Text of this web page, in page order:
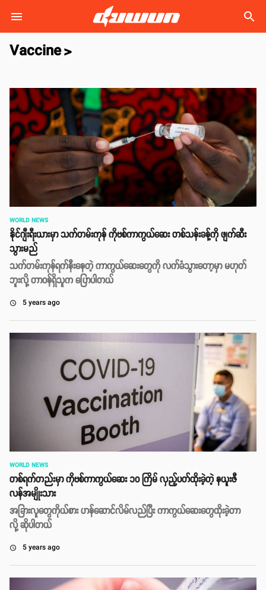
search
Vaccine>
WORLD NEWS
နိုင်ဂျီးရီးယားမှာ သက်တမ်းကုန် ကိုဗစ်ကာကွယ်ဆေး တစ်သန်းခန့်ကို ဖျက်ဆီး
သွားမည်
သက်တမ်းကုန်ရက်နီးနေတဲ့ ကာကွယ်ဆေးတွေကို လက်ခံသွားတော့မှာ မဟုတ်
ဘူးလို့ တာဝန်ရှိသူက ပြောပါတယ်
access_time 5 years ago
WORLD NEWS
တစ်ရက်တည်းမှာ ကိုဗစ်ကာကွယ်ဆေး ၁၀ ကြိမ် လှည့်ပတ်ထိုးခဲ့တဲ့ နယူးဇီ
လန်အမျိုးသား
အခြားလူတွေကိုယ်စား ဟန်ဆောင်လိမ်လည်ပြီး ကာကွယ်ဆေးတွေထိုးခဲ့တာ
လို့ ဆိုပါတယ်
access_time 5 years ago